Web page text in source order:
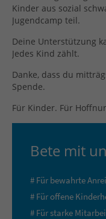
Kinder aus sozial
Jugendcamp teil.
Deine Unterstützung
Jedes Kind zählt.
Danke, dass du
Spende.
Für Kinder. Für
Bete mit
# Für bewahrte
# Für offene
# Für starke